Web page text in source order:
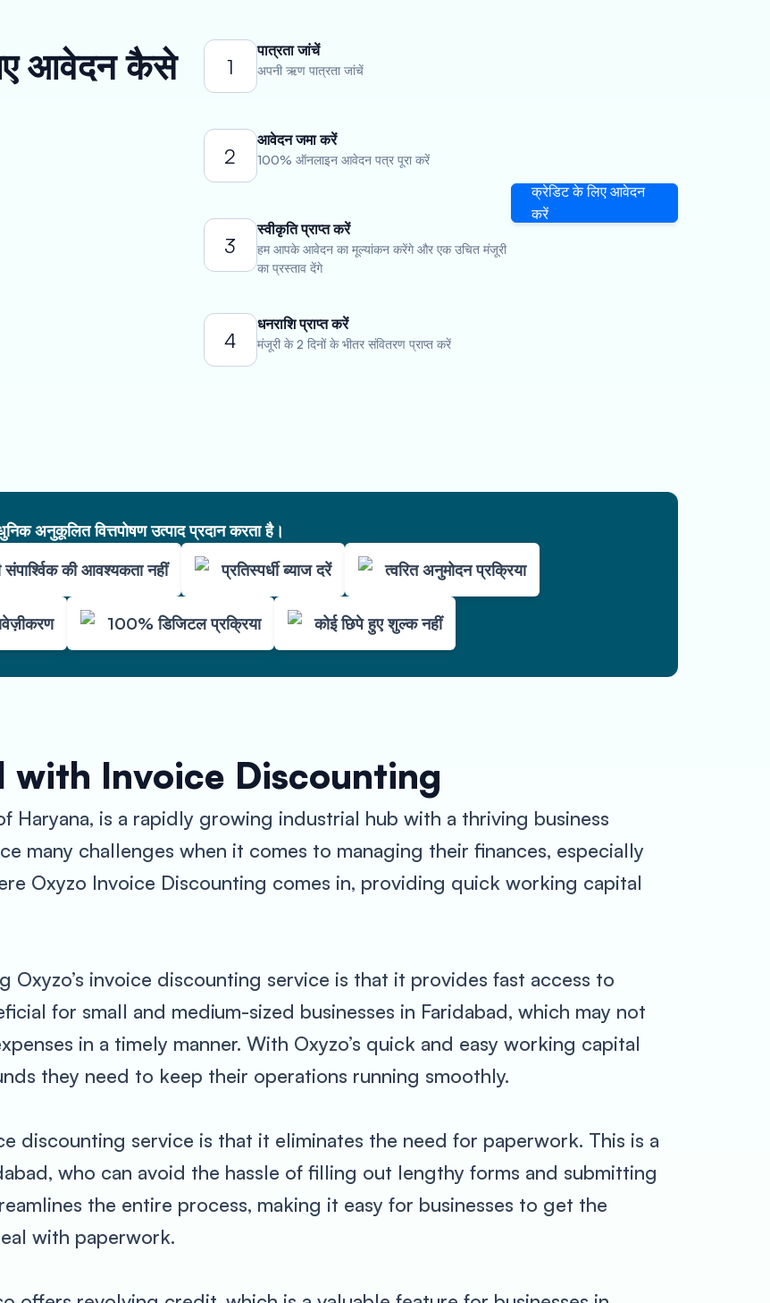
आवेदन कैसे
1
पात्रता जांचें
अपनी ऋण पात्रता जांचें
2
आवेदन जमा करें
100% ऑनलाइन आवेदन पत्र पूरा करें
3
स्वीकृति प्राप्त करें
हम आपके आवेदन का मूल्यांकन करेंगे और एक उचित मंजूरी
का प्रस्ताव देंगे
4
धनराशि प्राप्त करें
मंजूरी के 2 दिनों के भीतर संवितरण प्राप्त करें
क्रेडिट के लिए आवेदन
करें
अनुकूलित वित्तपोषण उत्पाद प्रदान करता है।
संपार्श्विक की आवश्यकता नहीं प्रतिस्पर्धी ब्याज दरें त्वरित अनुमोदन प्रक्रिया
100% डिजिटल प्रक्रिया कोई छिपे हुए शुल्क नहीं
with Invoice Discounting
Haryana, is a rapidly growing industrial hub with a thriving business
many challenges when it comes to managing their finances, especially
Oxyzo Invoice Discounting comes in, providing quick working capital
Oxyzo’s invoice discounting service is that it provides fast access to
for small and medium-sized businesses in Faridabad, which may not
in a timely manner. With Oxyzo’s quick and easy working capital
they need to keep their operations running smoothly.
discounting service is that it eliminates the need for paperwork. This is a
who can avoid the hassle of filling out lengthy forms and submitting
the entire process, making it easy for businesses to get the
with paperwork.